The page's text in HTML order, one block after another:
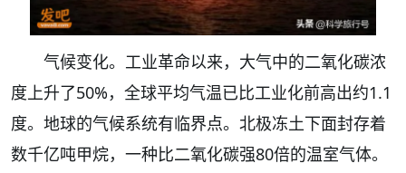
气候变化。工业革命以来，大气中的二氧化碳浓
度上升了50%，全球平均气温已比工业化前高出约1.1
度。地球的气候系统有临界点。北极冻土下面封存着
数千亿吨甲烷，一种比二氧化碳强80倍的温室气体。